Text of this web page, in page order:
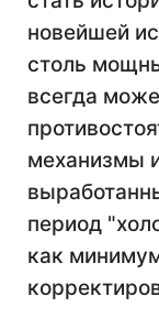
новейшей
столь
всегда
механизмы
период
как